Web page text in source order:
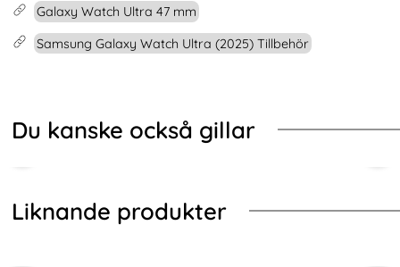
Galaxy Watch Ultra 47 mm
Samsung Galaxy Watch Ultra (2025) Tillbehör
Du kanske också gillar
Liknande produkter